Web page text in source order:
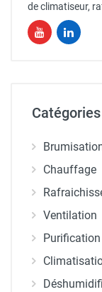
de climatiseur,
Catégories
Chauffage
Ventilation
Purification